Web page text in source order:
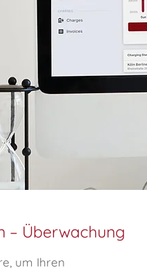
– Überwachung
um Ihren